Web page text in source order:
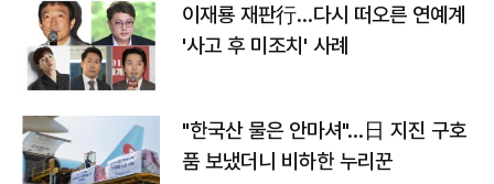
이재룡 재판行…다시 떠오른 연예계
'사고 후 미조치' 사례
"한국산 물은 안마셔"…日 지진 구호
품 보냈더니 비하한 누리꾼